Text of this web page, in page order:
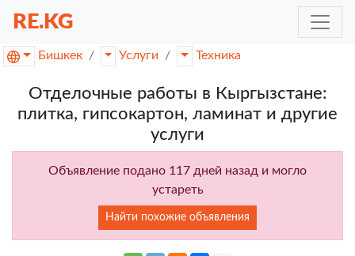
RE.KG
Бишкек Услуги Техника
Отделочные работы в Кыргызстане:
плитка, гипсокартон, ламинат и другие
услуги
Объявление подано 117 дней назад и могло
устареть
Найти похожие объявления